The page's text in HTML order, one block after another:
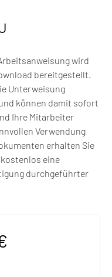
wird
bereitgestellt.
Unterweisung
können damit sofort
Ihre Mitarbeiter
Verwendung
erhalten Sie
eine
durchgeführter